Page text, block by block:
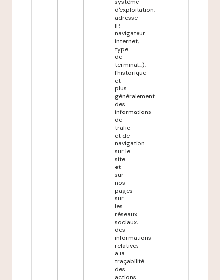
système
d'exploitation,
adresse
IP,
navigateur
internet,
type
de
terminal,...),
l'historique
et
plus
généralement
des
informations
de
trafic
et de
navigation
sur le
site
et
sur
nos
pages
sur
les
réseaux
sociaux,
des
informations
relatives
à la
traçabilité
des
actions